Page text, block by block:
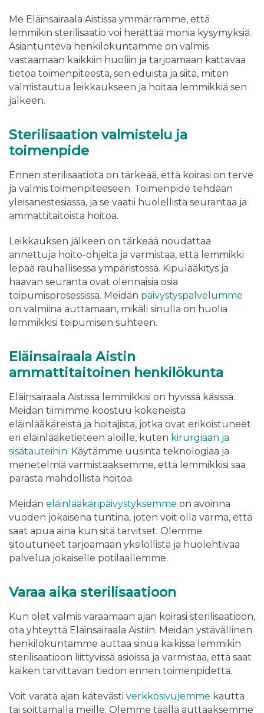
Me Eläinsairaala Aistissa ymmärrämme, että
lemmikin sterilisaatio voi herättää monia kysymyksiä.
Asiantunteva henkilökuntamme on valmis
vastaamaan kaikkiin huoliin ja tarjoamaan kattavaa
tietoa toimenpiteestä, sen eduista ja siitä, miten
valmistautua leikkaukseen ja hoitaa lemmikkiä sen
jälkeen.
Sterilisaation valmistelu ja
toimenpide
Ennen sterilisaatiota on tärkeää, että koirasi on terve
ja valmis toimenpiteeseen. Toimenpide tehdään
yleisanestesiassa, ja se vaatii huolellista seurantaa ja
ammattitaitoista hoitoa.
Leikkauksen jälkeen on tärkeää noudattaa
annettuja hoito-ohjeita ja varmistaa, että lemmikki
lepää rauhallisessa ympäristössä. Kipulääkitys ja
haavan seuranta ovat olennaisia osia
toipumisprosessissa. Meidän päivystyspalvelumme
on valmiina auttamaan, mikäli sinulla on huolia
lemmikkisi toipumisen suhteen.
Eläinsairaala Aistin
ammattitaitoinen henkilökunta
Eläinsairaala Aistissa lemmikkisi on hyvissä käsissä.
Meidän tiimimme koostuu kokeneista
eläinlääkäreistä ja hoitajista, jotka ovat erikoistuneet
eri eläinlääketieteen aloille, kuten kirurgiaan ja
sisätauteihin. Käytämme uusinta teknologiaa ja
menetelmiä varmistaaksemme, että lemmikkisi saa
parasta mahdollista hoitoa.
Meidän eläinlääkäripäivystyksemme on avoinna
vuoden jokaisena tuntina, joten voit olla varma, että
saat apua aina kun sitä tarvitset. Olemme
sitoutuneet tarjoamaan yksilöllistä ja huolehtivaa
palvelua jokaiselle potilaallemme.
Varaa aika sterilisaatioon
Kun olet valmis varaamaan ajan koirasi sterilisaatioon,
ota yhteyttä Eläinsairaala Aistiin. Meidän ystävällinen
henkilökuntamme auttaa sinua kaikissa lemmikin
sterilisaatioon liittyvissä asioissa ja varmistaa, että saat
kaiken tarvittavan tiedon ennen toimenpidettä.
Voit varata ajan kätevästi verkkosivujemme kautta
tai soittamalla meille. Olemme täällä auttaaksemme